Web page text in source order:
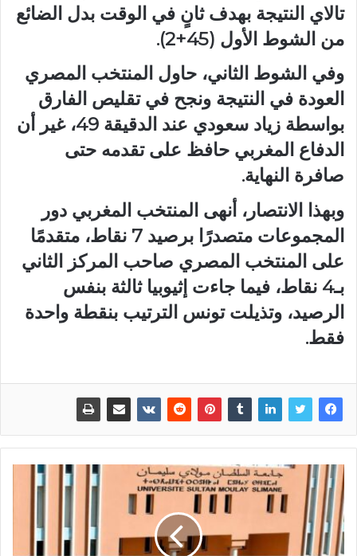
تالاي النتيجة بهدف ثانٍ في الوقت بدل الضائع
من الشوط الأول (45+2).
وفي الشوط الثاني، حاول المنتخب المصري
العودة في النتيجة ونجح في تقليص الفارق
بواسطة زياد سعودي عند الدقيقة 49، غير أن
الدفاع المغربي حافظ على تقدمه حتى
صافرة النهاية.
وبهذا الانتصار، أنهى المنتخب المغربي دور
المجموعات متصدرًا برصيد 7 نقاط، متقدمًا
على المنتخب المصري صاحب المركز الثاني
بـ4 نقاط، فيما جاءت إثيوبيا ثالثة بنفس
الرصيد، وتذيلت تونس الترتيب بنقطة واحدة
فقط.